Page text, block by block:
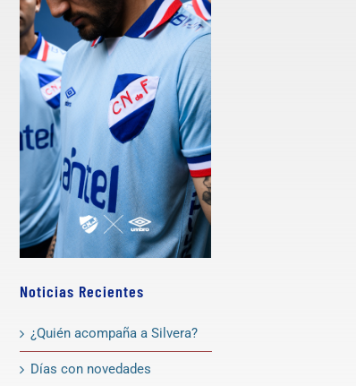
Noticias Recientes
¿Quién acompaña a Silvera?
Días con novedades